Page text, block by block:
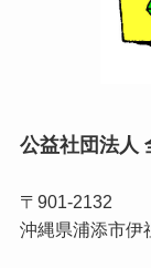
公益社団法人
〒901-2132
沖縄県浦添市伊